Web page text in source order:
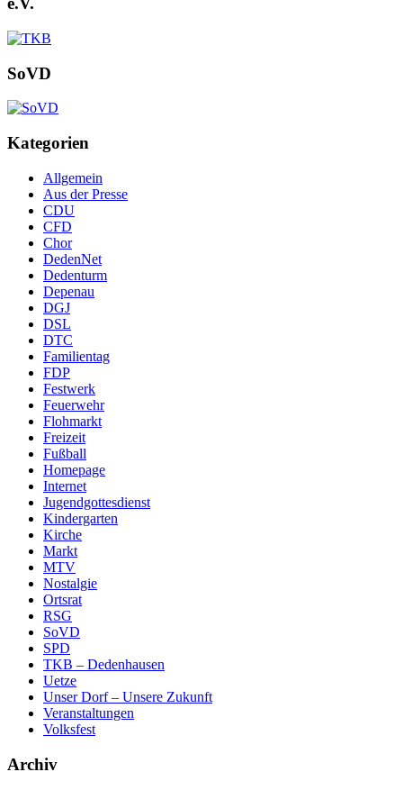
SoVD
Kategorien
Allgemein
Aus der Presse
CDU
CFD
Chor
DedenNet
Dedenturm
Depenau
DGJ
DSL
DTC
Familientag
FDP
Festwerk
Feuerwehr
Flohmarkt
Freizeit
Fußball
Homepage
Internet
Jugendgottesdienst
Kindergarten
Kirche
Markt
MTV
Nostalgie
Ortsrat
RSG
SoVD
SPD
TKB – Dedenhausen
Uetze
Unser Dorf – Unsere Zukunft
Veranstaltungen
Volksfest
Archiv